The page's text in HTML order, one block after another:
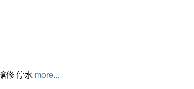
修 停水 more...